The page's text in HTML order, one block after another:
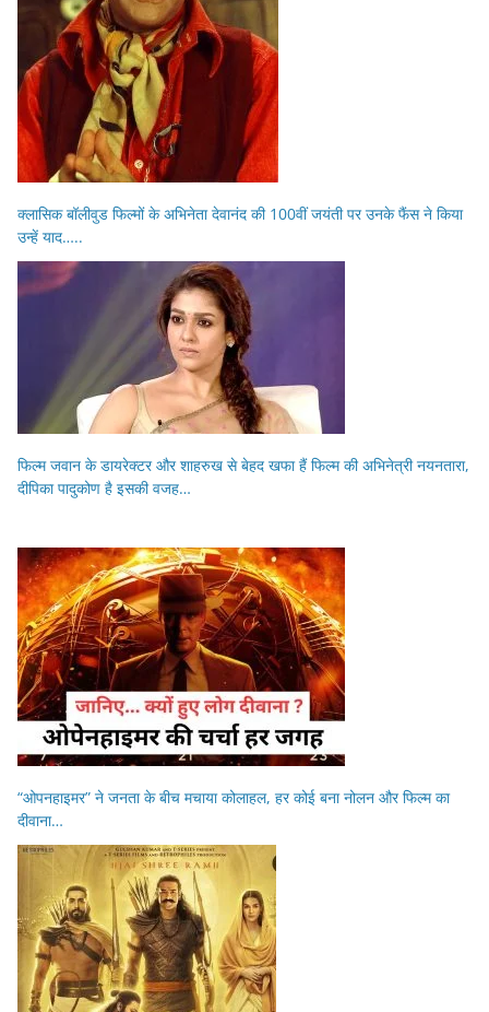
क्लासिक बॉलीवुड फिल्मों के अभिनेता देवानंद की 100वीं जयंती पर उनके फैंस ने किया
उन्हें याद…..
फिल्म जवान के डायरेक्टर और शाहरुख से बेहद खफा हैं फिल्म की अभिनेत्री नयनतारा,
दीपिका पादुकोण है इसकी वजह…
“ओपनहाइमर” ने जनता के बीच मचाया कोलाहल, हर कोई बना नोलन और फिल्म का
दीवाना…